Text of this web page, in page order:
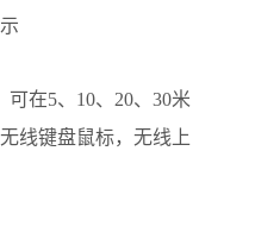
在5、10、20、30米
线键盘鼠标，无线上